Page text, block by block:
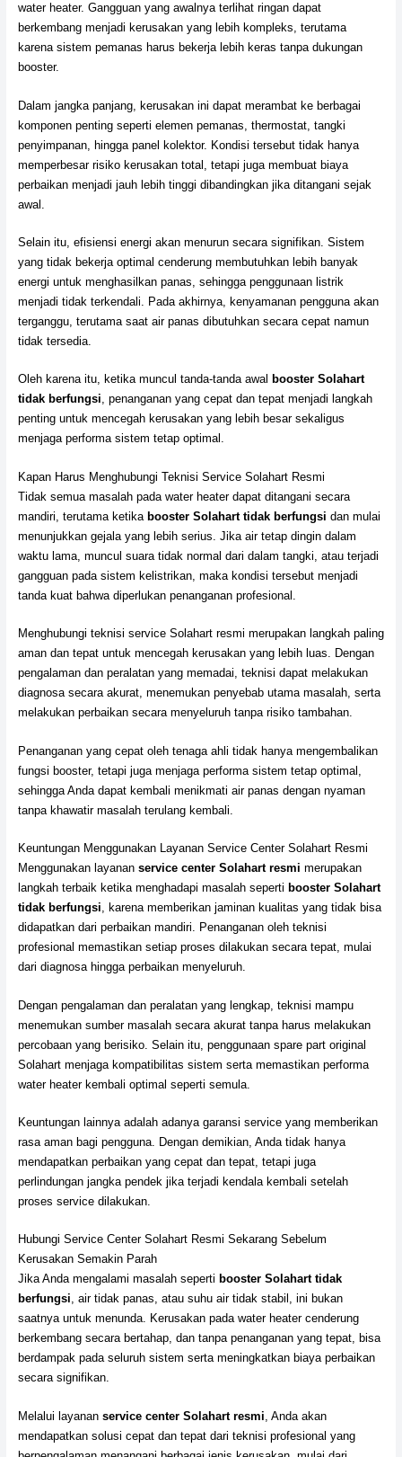
water heater. Gangguan yang awalnya terlihat ringan dapat
berkembang menjadi kerusakan yang lebih kompleks, terutama
karena sistem pemanas harus bekerja lebih keras tanpa dukungan
booster.
Dalam jangka panjang, kerusakan ini dapat merambat ke berbagai
komponen penting seperti elemen pemanas, thermostat, tangki
penyimpanan, hingga panel kolektor. Kondisi tersebut tidak hanya
memperbesar risiko kerusakan total, tetapi juga membuat biaya
perbaikan menjadi jauh lebih tinggi dibandingkan jika ditangani sejak
awal.
Selain itu, efisiensi energi akan menurun secara signifikan. Sistem
yang tidak bekerja optimal cenderung membutuhkan lebih banyak
energi untuk menghasilkan panas, sehingga penggunaan listrik
menjadi tidak terkendali. Pada akhirnya, kenyamanan pengguna akan
terganggu, terutama saat air panas dibutuhkan secara cepat namun
tidak tersedia.
Oleh karena itu, ketika muncul tanda-tanda awal booster Solahart
tidak berfungsi, penanganan yang cepat dan tepat menjadi langkah
penting untuk mencegah kerusakan yang lebih besar sekaligus
menjaga performa sistem tetap optimal.
Kapan Harus Menghubungi Teknisi Service Solahart Resmi
Tidak semua masalah pada water heater dapat ditangani secara
mandiri, terutama ketika booster Solahart tidak berfungsi dan mulai
menunjukkan gejala yang lebih serius. Jika air tetap dingin dalam
waktu lama, muncul suara tidak normal dari dalam tangki, atau terjadi
gangguan pada sistem kelistrikan, maka kondisi tersebut menjadi
tanda kuat bahwa diperlukan penanganan profesional.
Menghubungi teknisi service Solahart resmi merupakan langkah paling
aman dan tepat untuk mencegah kerusakan yang lebih luas. Dengan
pengalaman dan peralatan yang memadai, teknisi dapat melakukan
diagnosa secara akurat, menemukan penyebab utama masalah, serta
melakukan perbaikan secara menyeluruh tanpa risiko tambahan.
Penanganan yang cepat oleh tenaga ahli tidak hanya mengembalikan
fungsi booster, tetapi juga menjaga performa sistem tetap optimal,
sehingga Anda dapat kembali menikmati air panas dengan nyaman
tanpa khawatir masalah terulang kembali.
Keuntungan Menggunakan Layanan Service Center Solahart Resmi
Menggunakan layanan service center Solahart resmi merupakan
langkah terbaik ketika menghadapi masalah seperti booster Solahart
tidak berfungsi, karena memberikan jaminan kualitas yang tidak bisa
didapatkan dari perbaikan mandiri. Penanganan oleh teknisi
profesional memastikan setiap proses dilakukan secara tepat, mulai
dari diagnosa hingga perbaikan menyeluruh.
Dengan pengalaman dan peralatan yang lengkap, teknisi mampu
menemukan sumber masalah secara akurat tanpa harus melakukan
percobaan yang berisiko. Selain itu, penggunaan spare part original
Solahart menjaga kompatibilitas sistem serta memastikan performa
water heater kembali optimal seperti semula.
Keuntungan lainnya adalah adanya garansi service yang memberikan
rasa aman bagi pengguna. Dengan demikian, Anda tidak hanya
mendapatkan perbaikan yang cepat dan tepat, tetapi juga
perlindungan jangka pendek jika terjadi kendala kembali setelah
proses service dilakukan.
Hubungi Service Center Solahart Resmi Sekarang Sebelum
Kerusakan Semakin Parah
Jika Anda mengalami masalah seperti booster Solahart tidak
berfungsi, air tidak panas, atau suhu air tidak stabil, ini bukan
saatnya untuk menunda. Kerusakan pada water heater cenderung
berkembang secara bertahap, dan tanpa penanganan yang tepat, bisa
berdampak pada seluruh sistem serta meningkatkan biaya perbaikan
secara signifikan.
Melalui layanan service center Solahart resmi , Anda akan
mendapatkan solusi cepat dan tepat dari teknisi profesional yang